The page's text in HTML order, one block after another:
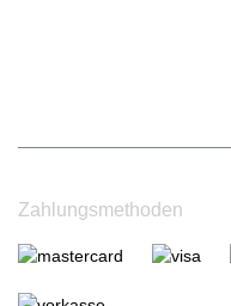
Zahlungsmethoden